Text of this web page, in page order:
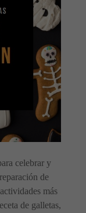
celebrar y
de
más
de galletas,